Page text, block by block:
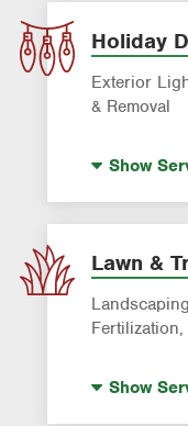
Holiday
Exterior
& Removal
Show
Lawn &
Show